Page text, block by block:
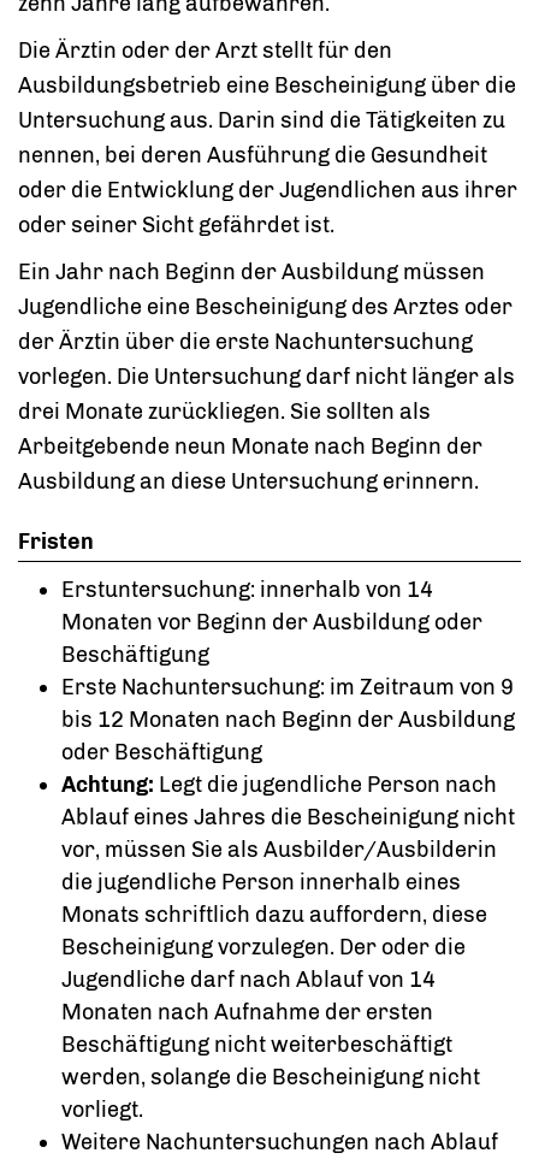
Die Ärztin oder der Arzt stellt für den
Ausbildungsbetrieb eine Bescheinigung über die
Untersuchung aus. Darin sind die Tätigkeiten zu
nennen, bei deren Ausführung die Gesundheit
oder die Entwicklung der Jugendlichen aus ihrer
oder seiner Sicht gefährdet ist.
Ein Jahr nach Beginn der Ausbildung müssen
Jugendliche eine Bescheinigung des Arztes oder
der Ärztin über die erste Nachuntersuchung
vorlegen. Die Untersuchung darf nicht länger als
drei Monate zurückliegen. Sie sollten als
Arbeitgebende neun Monate nach Beginn der
Ausbildung an diese Untersuchung erinnern.
Fristen
Erstuntersuchung: innerhalb von 14
Monaten vor Beginn der Ausbildung oder
Beschäftigung
Erste Nachuntersuchung: im Zeitraum von 9
bis 12 Monaten nach Beginn der Ausbildung
oder Beschäftigung
Achtung: Legt die jugendliche Person nach
Ablauf eines Jahres die Bescheinigung nicht
vor, müssen Sie als Ausbilder/Ausbilderin
die jugendliche Person innerhalb eines
Monats schriftlich dazu auffordern, diese
Bescheinigung vorzulegen. Der oder die
Jugendliche darf nach Ablauf von 14
Monaten nach Aufnahme der ersten
Beschäftigung nicht weiterbeschäftigt
werden, solange die Bescheinigung nicht
vorliegt.
Weitere Nachuntersuchungen nach Ablauf